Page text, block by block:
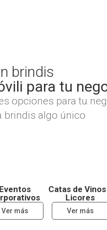
brindis
para tu
opciones para tu
brindis algo único
Eventos
Ver más
Catas de
Licores
Ver más